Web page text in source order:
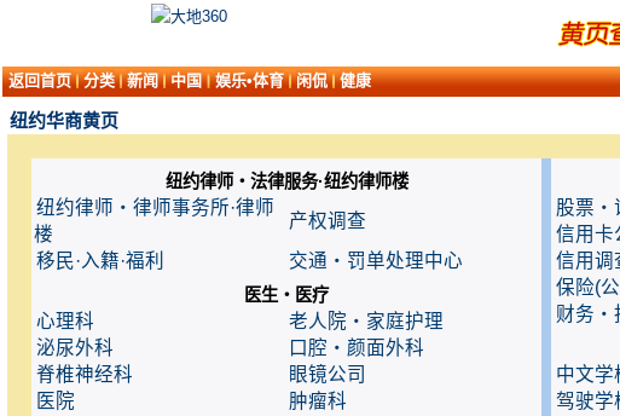
返回首页 分类 新闻 中国 娱乐•体育 闲侃 健康
纽约华商黄页
纽约律师・法律服务·纽约律师楼
纽约律师・律师事务所·律师
楼
产权调查
移民·入籍·福利
交通・罚单处理中心
医生・医疗
心理科
老人院・家庭护理
泌尿外科
口腔・颜面外科
脊椎神经科
眼镜公司
医院
肿瘤科
股票・
信用卡
信用调
保险(
财务・
中文学
驾驶学